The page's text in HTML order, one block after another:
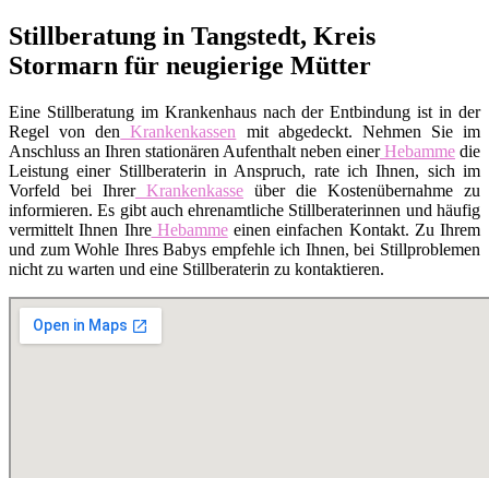
Stillberatung in Tangstedt, Kreis
Stormarn für neugierige Mütter
Eine Stillberatung im Krankenhaus nach der Entbindung ist in der
Regel von den Krankenkassen mit abgedeckt. Nehmen Sie im
Anschluss an Ihren stationären Aufenthalt neben einerHebamme die
Leistung einer Stillberaterin in Anspruch, rate ich Ihnen, sich im
Vorfeld bei IhrerKrankenkasse über die Kostenübernahme zu
informieren. Es gibt auch ehrenamtliche Stillberaterinnen und häufig
vermittelt Ihnen IhreHebammeeinen einfachen Kontakt. Zu Ihrem
und zum Wohle Ihres Babys empfehle ich Ihnen, bei Stillproblemen
nicht zu warten und eine Stillberaterin zu kontaktieren.